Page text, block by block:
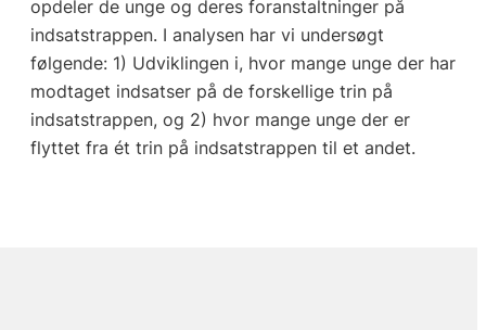
opdeler de unge og deres foranstaltninger på
indsatstrappen. I analysen har vi undersøgt
følgende: 1) Udviklingen i, hvor mange unge der har
modtaget indsatser på de forskellige trin på
indsatstrappen, og 2) hvor mange unge der er
flyttet fra ét trin på indsatstrappen til et andet.